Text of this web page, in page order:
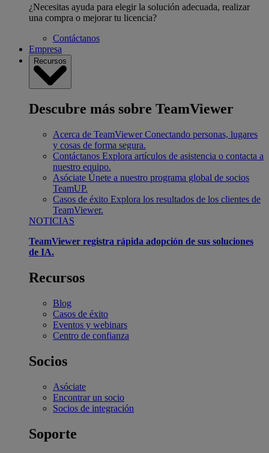
¿Necesitas ayuda para elegir la solución adecuada, realizar
una compra o mejorar tu licencia?
Contáctanos
Empresa
Recursos
Descubre más sobre TeamViewer
Acerca de TeamViewer Conectando personas, lugares
y cosas de forma segura.
Contáctanos Explora artículos de asistencia o contacta a
nuestro equipo.
Asóciate Únete a nuestro programa global de socios
TeamUP.
Casos de éxito Explora los resultados de los clientes de
TeamViewer.
NOTICIAS
TeamViewer registra rápida adopción de sus soluciones
de IA.
Recursos
Blog
Casos de éxito
Eventos y webinars
Centro de confianza
Socios
Asóciate
Encontrar un socio
Socios de integración
Soporte